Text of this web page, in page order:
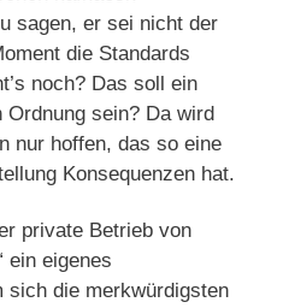
sagen, er sei nicht der
die Standards
noch? Das soll ein
sein? Da wird
nur hoffen, das so eine
Konsequenzen hat.
private Betrieb von
ein eigenes
sich die merkwürdigsten